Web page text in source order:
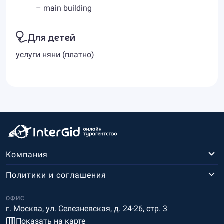
– main building
Для детей
услуги няни (платно)
Компания
ОФИС
г. Москва, ул. Селезневская, д. 24-26, стр. 3
Показать на карте
Политики и соглашения